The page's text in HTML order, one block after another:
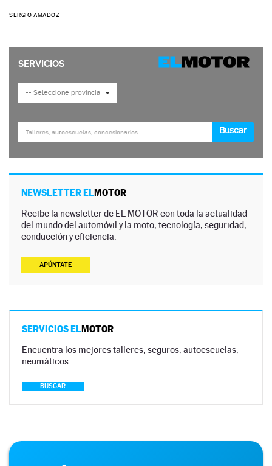
SERGIO AMADOZ
NEWSLETTER ELMOTOR
Recibe la newsletter de EL MOTOR con toda la actualidad
del mundo del automóvil y la moto, tecnología, seguridad,
conducción y eficiencia.
APÚNTATE
SERVICIOS ELMOTOR
Encuentra los mejores talleres, seguros, autoescuelas,
neumáticos…
BUSCAR